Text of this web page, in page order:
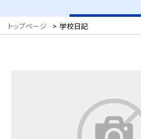
トップページ > 学校日記